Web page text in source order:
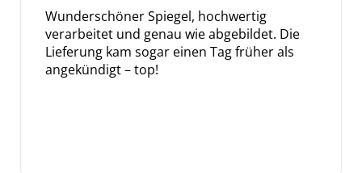
Wunderschöner Spiegel, hochwertig
verarbeitet und genau wie abgebildet. Die
Lieferung kam sogar einen Tag früher als
angekündigt – top!